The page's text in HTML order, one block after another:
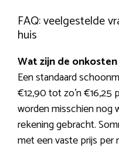
FAQ: veelgestelde
huis
Wat zijn de
Een standaard
€12,90 tot zo’n €16,25
worden misschien nog
rekening gebracht.
met een vaste prijs per